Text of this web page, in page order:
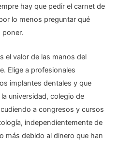
hay que pedir el carnet de
lo menos preguntar qué
poner.
el valor de las manos del
Elige a profesionales
implantes dentales y que
universidad, colegio de
a congresos y cursos
independientemente de
más debido al dinero que han